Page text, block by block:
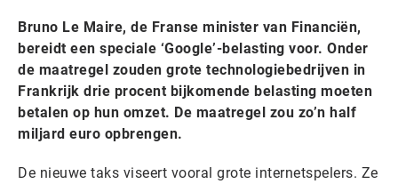
Bruno Le Maire, de Franse minister van Financiën,
bereidt een speciale ‘Google’-belasting voor. Onder
de maatregel zouden grote technologiebedrijven in
Frankrijk drie procent bijkomende belasting moeten
betalen op hun omzet. De maatregel zou zo’n half
miljard euro opbrengen.
De nieuwe taks viseert vooral grote internetspelers. Ze